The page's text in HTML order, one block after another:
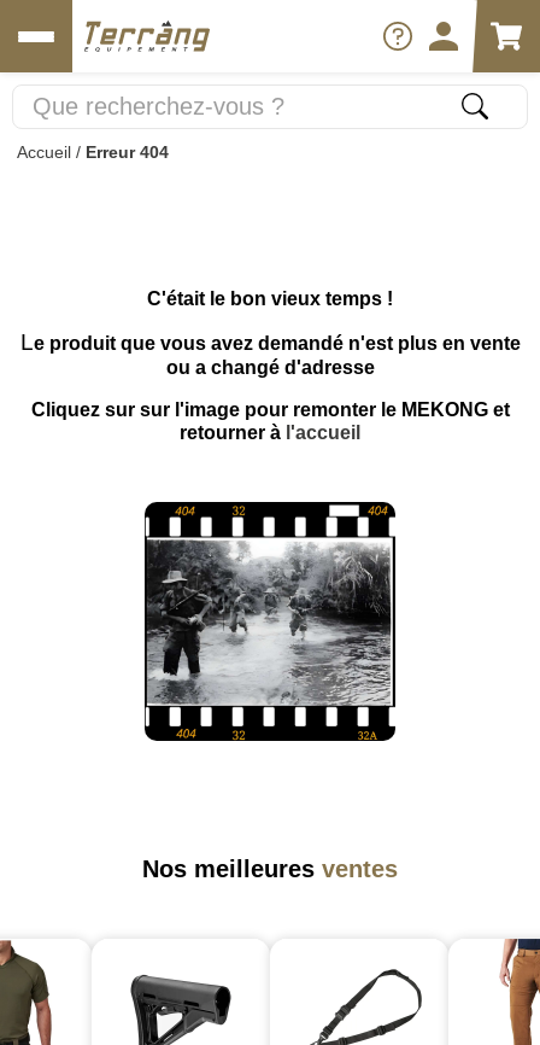
Accueil / Erreur 404
C'était le bon vieux temps !
Le produit que vous avez demandé n'est plus en vente
ou a changé d'adresse
Cliquez sur sur l'image pour remonter le MEKONG et
retourner à l'accueil
Nos meilleures ventes